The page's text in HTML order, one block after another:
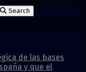
Search
de las bases
y que el